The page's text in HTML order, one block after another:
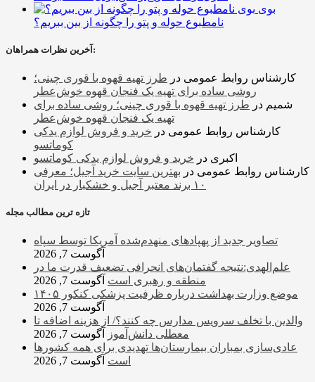
بوی
نامطبوع حوله و پتو را چگونه از بین ببریم؟
آخرین نظرات همراهان:
کارشناس روابط عمومی در طرز تهیه قهوه با قوری چینی؛
روشی ساده برای تهیه یک فنجان قهوه خوش‌عطر
شمیم در طرز تهیه قهوه با قوری چینی؛ روشی ساده برای
تهیه یک فنجان قهوه خوش‌عطر
کارشناس روابط عمومی در خرید و فروش لوازم یدکی
کوماتسو
اکبری در خرید و فروش لوازم یدکی کوماتسو
کارشناس روابط عمومی در بهترین سایت خرید آجیل؛ معرفی
۱۰ برند معتبر آجیل و خشکبار در ایران
تازه ترین مطالب مجله
تصاویر جدید از پهپادهای منهدم‌شده آمریکا توسط سپاه
آگوست 7, 2026
علم‌الهدی:نتیجه گفتمان‌های انحرافی تضعیف قدرت ما در
منطقه و رهبری است آگوست 7, 2026
موضع وزارت بهداشت درباره ظرفیت پزشکی کنکور ۱۴۰۵
آگوست 7, 2026
والدین با تخلف سرویس مدارس چه کنند؟/ از هزینه اضافه تا
معطلی دانش‌آموز
آگوست 7, 2026
عادی‌سازی بمباران بیمارستان‌ها تهدیدی برای همه کشورها
است آگوست 7, 2026